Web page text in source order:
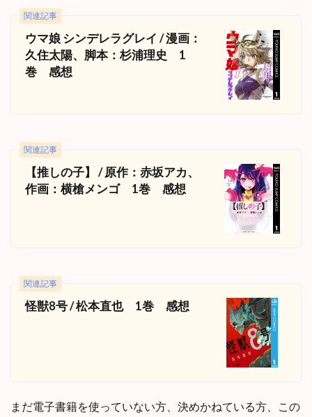
関連記事
ウマ娘 シンデレラグレイ / 漫画：
久住太陽、脚本：杉浦理史 1
巻 感想
関連記事
【推しの子】 / 原作：赤坂アカ、
作画：横槍メンゴ 1巻 感想
関連記事
怪獣8号 / 松本直也 1巻 感想
まだ電子書籍を使っていない方、決めかねている方、この